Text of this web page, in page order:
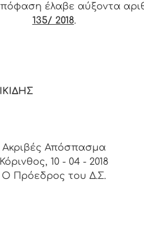
έλαβε αύξοντα
135/ 2018.
Ακριβές Απόσπασμα
Κόρινθος, 10 - 04 - 2018
Ο Πρόεδρος του Δ.Σ.